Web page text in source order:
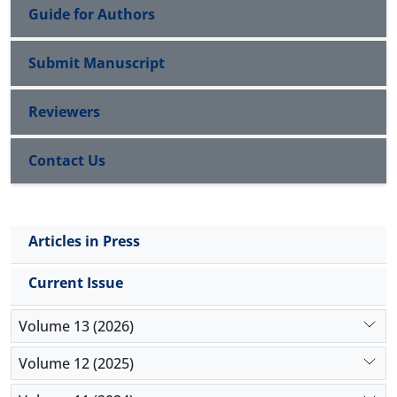
Guide for Authors
Submit Manuscript
Reviewers
Contact Us
Articles in Press
Current Issue
Volume 13 (2026)
Volume 12 (2025)